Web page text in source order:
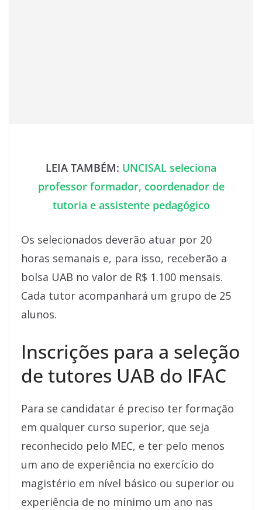
LEIA TAMBÉM: UNCISAL seleciona
professor formador, coordenador de
tutoria e assistente pedagógico
Os selecionados deverão atuar por 20
horas semanais e, para isso, receberão a
bolsa UAB no valor de R$ 1.100 mensais.
Cada tutor acompanhará um grupo de 25
alunos.
Inscrições para a seleção
de tutores UAB do IFAC
Para se candidatar é preciso ter formação
em qualquer curso superior, que seja
reconhecido pelo MEC, e ter pelo menos
um ano de experiência no exercício do
magistério em nível básico ou superior ou
experiência de no mínimo um ano nas